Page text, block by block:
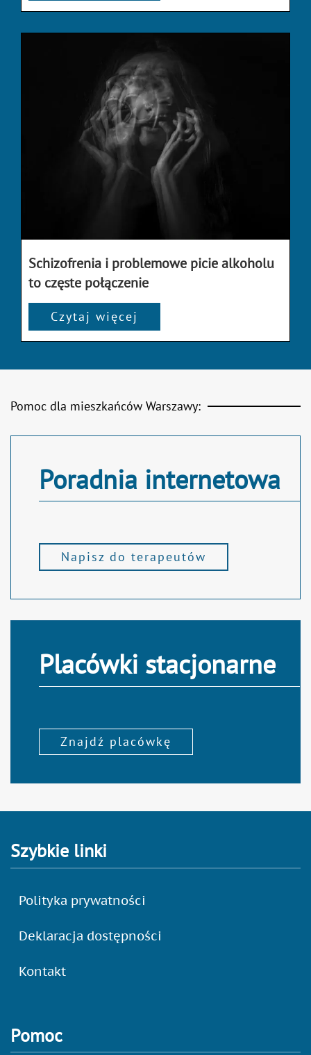
Schizofrenia i problemowe picie alkoholu
to częste połączenie
Czytaj więcej
Pomoc dla mieszkańców Warszawy:
Poradnia internetowa
Napisz do terapeutów
Placówki stacjonarne
Znajdź placówkę
Szybkie linki
Polityka prywatności
Deklaracja dostępności
Kontakt
Pomoc